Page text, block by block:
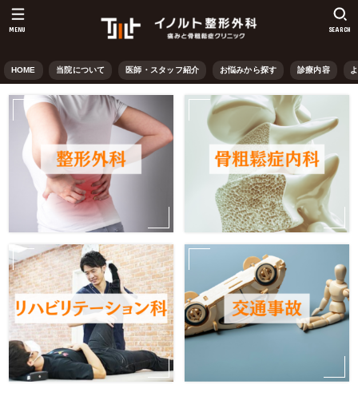
HOME 当院について 医師・スタッフ紹介 お悩みから探す 診療内容
SEARCH
MENU